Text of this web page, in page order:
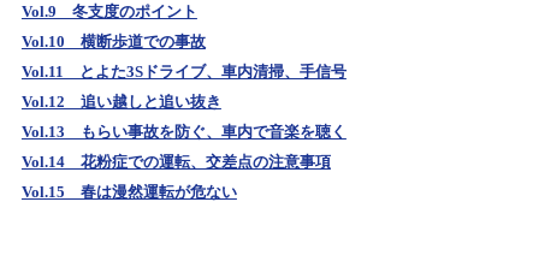
Vol.9 冬支度のポイント
Vol.10 横断歩道での事故
Vol.11 とよた3Sドライブ、車内清掃、手信号
Vol.12 追い越しと追い抜き
Vol.13 もらい事故を防ぐ、車内で音楽を聴く
Vol.14 花粉症での運転、交差点の注意事項
Vol.15 春は漫然運転が危ない